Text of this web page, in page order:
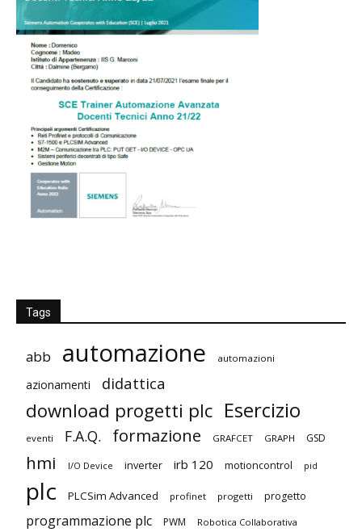
Tags
abb automazione automazioni
azionamenti didattica
download progetti plc Esercizio
eventi F.A.Q. formazione GRAFCET GRAPH GSD
hmi I/O Device inverter irb 120 motioncontrol pid
plc PLCSim Advanced profinet progetti progetto
programmazione plc PWM Robotica Collaborativa